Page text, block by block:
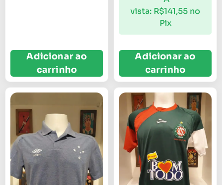
Adicionar ao
carrinho
vista: R$141,55 no
Pix
Adicionar ao
carrinho